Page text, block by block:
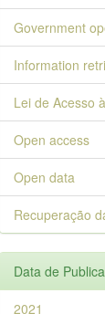
Government
Information
Lei de Acesso
Open access
Open data
Recuperação
Data de
2021